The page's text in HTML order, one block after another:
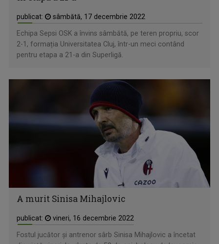
publicat: sâmbătă, 17 decembrie 2022
Echipa Sepsi OSK a învins sâmbătă, pe teren propriu, scor
2-1, formația Universitatea Cluj, într-un meci contând
pentru etapa a 21-a din Superligă.
A murit Sinisa Mihajlovic
publicat: vineri, 16 decembrie 2022
Fostul jucător și antrenor sârb Sinisa Mihajlovic a încetat